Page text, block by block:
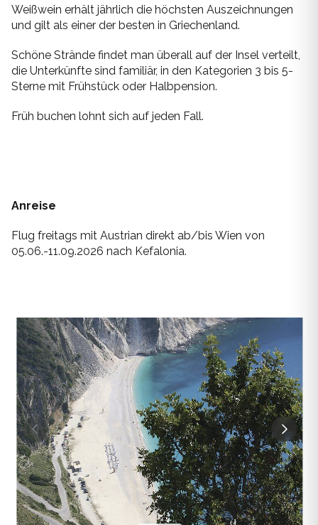
Villen
Inselhüpfen
Weißwein erhält jährlich die höchsten Auszeichnungen
und gilt als einer der besten in Griechenland.
Schöne Strände findet man überall auf der Insel verteilt,
die Unterkünfte sind familiär, in den Kategorien 3 bis 5-
Sterne mit Frühstück oder Halbpension.
Früh buchen lohnt sich auf jeden Fall.
Anreise
Flug freitags mit Austrian direkt ab/bis Wien von
05.06.-11.09.2026 nach Kefalonia.